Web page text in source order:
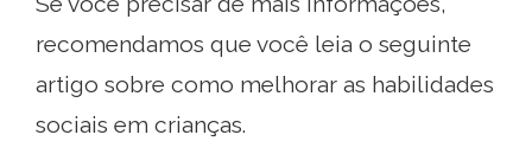
recomendamos que você leia o seguinte
artigo sobre como melhorar as habilidades
sociais em crianças.